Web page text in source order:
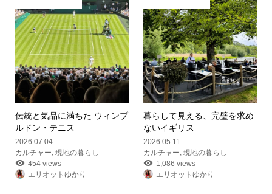
伝統と気品に満ちた ウィンブ
ルドン・テニス
2026.07.04
カルチャー, 現地の暮らし
454 views
エリオットゆかり
暮らして見える、完璧を求め
ないイギリス
2026.05.11
カルチャー,現地の暮らし
1,086 views
エリオットゆかり